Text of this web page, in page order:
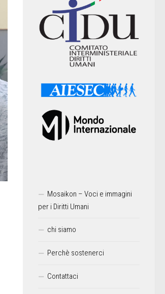
Mosaikon – Voci e immagini
per i Diritti Umani
chi siamo
Perchè sostenerci
Contattaci